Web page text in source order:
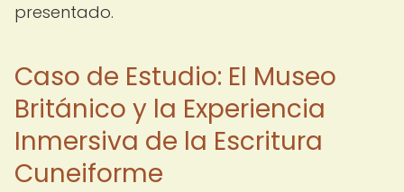
presentado.
Caso de Estudio: El Museo
Británico y la Experiencia
Inmersiva de la Escritura
Cuneiforme